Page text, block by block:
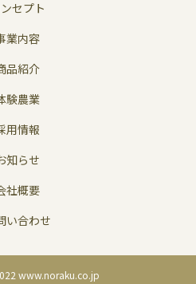
セプト
業内容
品紹介
験農業
用情報
知らせ
社概要
い合わせ
www.noraku.co.jp